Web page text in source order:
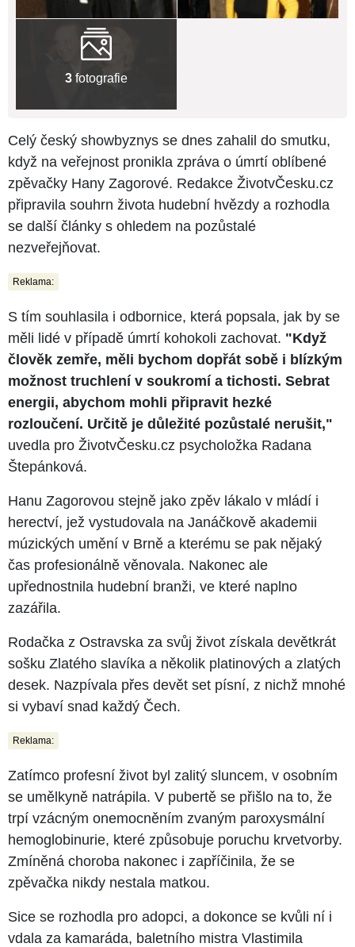
3 fotografie
Celý český showbyznys se dnes zahalil do smutku,
když na veřejnost pronikla zpráva o úmrtí oblíbené
zpěvačky Hany Zagorové. Redakce ŽivotvČesku.cz
připravila souhrn života hudební hvězdy a rozhodla
se další články s ohledem na pozůstalé
nezveřejňovat.
Reklama:
S tím souhlasila i odbornice, která popsala, jak by se
měli lidé v případě úmrtí kohokoli zachovat. "Když
člověk zemře, měli bychom dopřát sobě i blízkým
možnost truchlení v soukromí a tichosti. Sebrat
energii, abychom mohli připravit hezké
rozloučení. Určitě je důležité pozůstalé nerušit,"
uvedla pro ŽivotvČesku.cz psycholožka Radana
Štepánková.
Hanu Zagorovou stejně jako zpěv lákalo v mládí i
herectví, jež vystudovala na Janáčkově akademii
múzických umění v Brně a kterému se pak nějaký
čas profesionálně věnovala. Nakonec ale
upřednostnila hudební branži, ve které naplno
zazářila.
Rodačka z Ostravska za svůj život získala devětkrát
sošku Zlatého slavíka a několik platinových a zlatých
desek. Nazpívala přes devět set písní, z nichž mnohé
si vybaví snad každý Čech.
Reklama:
Zatímco profesní život byl zalitý sluncem, v osobním
se umělkyně natrápila. V pubertě se přišlo na to, že
trpí vzácným onemocněním zvaným paroxysmální
hemoglobinurie, které způsobuje poruchu krvetvorby.
Zmíněná choroba nakonec i zapříčinila, že se
zpěvačka nikdy nestala matkou.
Sice se rozhodla pro adopci, a dokonce se kvůli ní i
vdala za kamaráda, baletního mistra Vlastimila